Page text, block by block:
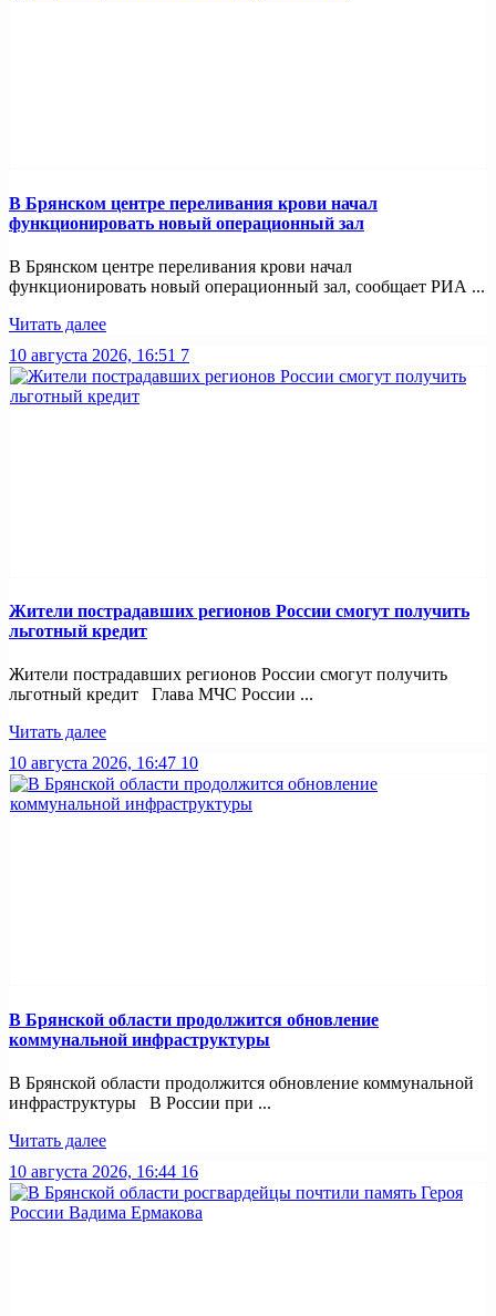
В Брянском центре переливания крови начал
функционировать новый операционный зал
В Брянском центре переливания крови начал
функционировать новый операционный зал, сообщает РИА ...
Читать далее
10 августа 2026, 16:51 7
Жители пострадавших регионов России смогут получить
льготный кредит
Жители пострадавших регионов России смогут получить
льготный кредит Глава МЧС России ...
Читать далее
10 августа 2026, 16:47 10
В Брянской области продолжится обновление
коммунальной инфраструктуры
В Брянской области продолжится обновление коммунальной
инфраструктуры В России при ...
Читать далее
10 августа 2026, 16:44 16